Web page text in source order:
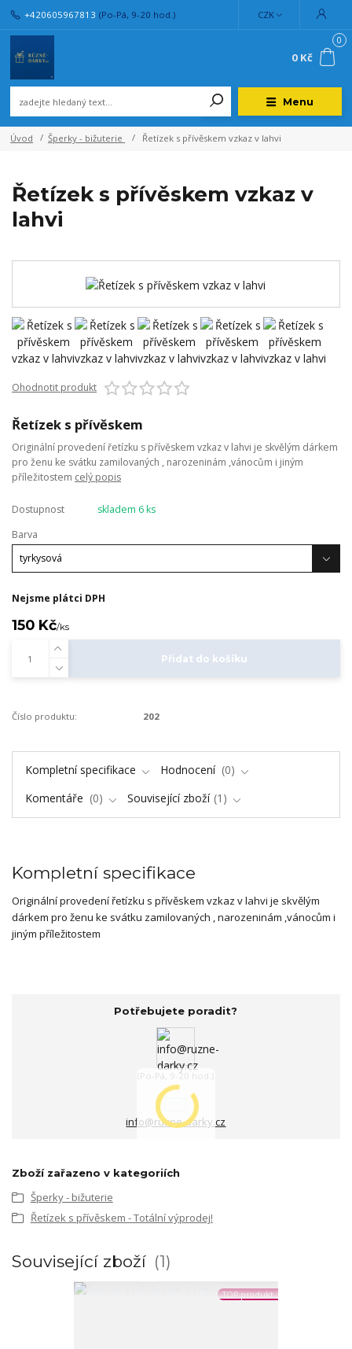
Menu
CZK
+420605967813 (Po-Pá, 9-20 hod.)
0
0 Kč
Úvod Šperky - bižuterie Řetízek s přívěskem vzkaz v lahvi
Řetízek s přívěskem vzkaz v
lahvi
Ohodnotit produkt
Řetízek s přívěskem
Originální provedení řetízku s přívěskem vzkaz v lahvi je skvělým dárkem
pro ženu ke svátku zamilovaných , narozeninám ,vánocům i jiným
příležitostem celý popis
Dostupnost
skladem 6 ks
Barva
Nejsme plátci DPH
150 Kč/ks
Přidat do košíku
Číslo produktu: 202
Kompletní specifikace Hodnocení
0
Komentáře
0 Související zboží 1
Kompletní specifikace
Originální provedení řetízku s přívěskem vzkaz v lahvi je skvělým
dárkem pro ženu ke svátku zamilovaných , narozeninám ,vánocům i
jiným příležitostem
Potřebujete poradit?
(Po-Pá, 9-20 hod.)
info@ruzne-darky.cz
Zboží zařazeno v kategoriích
Šperky - bižuterie
Řetízek s přívěskem - Totální výprodej!
Související zboží 1
TOP produkt